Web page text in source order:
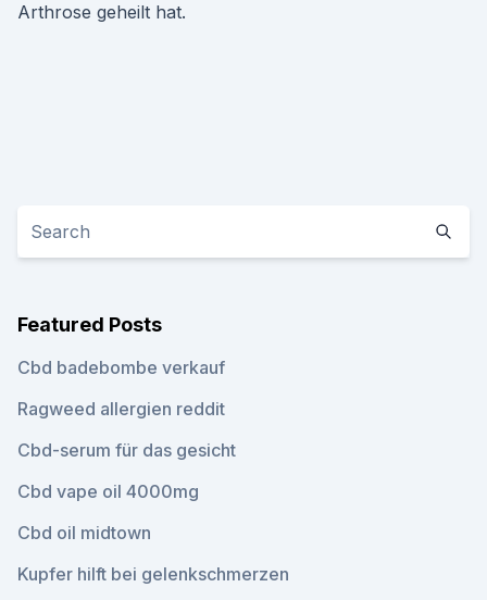
Arthrose geheilt hat.
Featured Posts
Cbd badebombe verkauf
Ragweed allergien reddit
Cbd-serum für das gesicht
Cbd vape oil 4000mg
Cbd oil midtown
Kupfer hilft bei gelenkschmerzen